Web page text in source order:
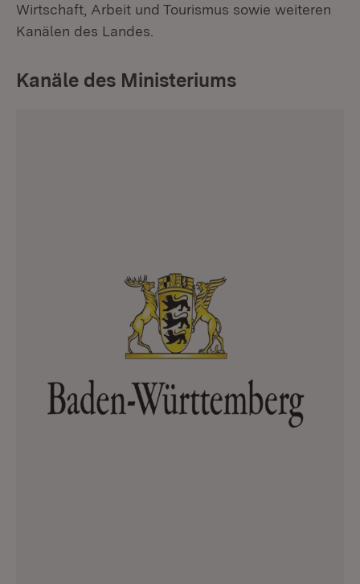
Wirtschaft, Arbeit und Tourismus sowie weiteren
Kanälen des Landes.
Kanäle des Ministeriums